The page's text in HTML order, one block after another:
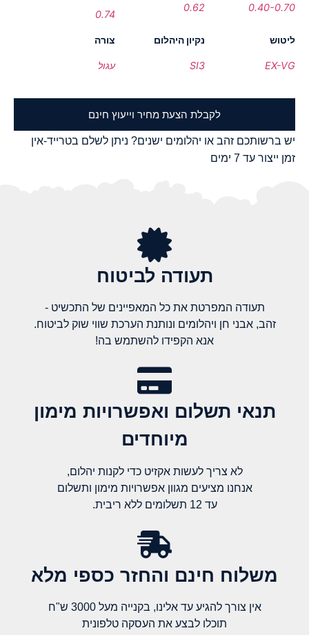
0.40-0.70
0.62
0.74
ליטוש
EX-VG
נקיון היהלום
SI3
צורה
עגול
לקבלת הצעת מחיר וייעוץ חינם
יש ברשותכם זהב או יהלומים ישנים? ניתן לשלם בטרייד-אין
זמן ייצור עד 7 ימים
תעודה לביטוח
תעודה המפרטת את כל המאפיינים של התכשיט -
זהב, אבני חן ויהלומים ונותנת הערכת שווי שוק לביטוח.
אנא הקפידו להשתמש בה!
תנאי תשלום ואפשרויות מימון
מיוחדים
לא צריך לעשות אקזיט כדי לקנות יהלום,
אנחנו מציעים מגוון אפשרויות מימון ותשלום
עד 12 תשלומים ללא ריבית.
משלוח חינם והחזר כספי מלא​
אין צורך להגיע עד אלינו, בקנייה מעל 3000 ש"ח
תוכלו לבצע את העסקה טלפונית